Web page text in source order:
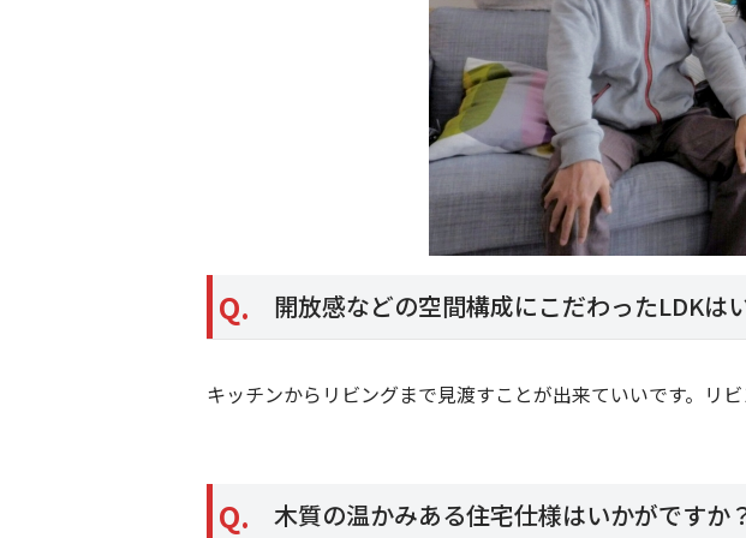
Q. 開放感などの空間構成にこだわったLDKは
キッチンからリビングまで見渡すことが出来ていいです。リ
Q. 木質の温かみある住宅仕様はいかがですか